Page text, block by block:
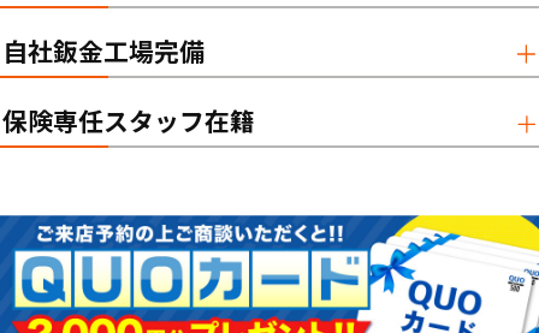
自社鈑金工場完備
保険専任スタッフ在籍